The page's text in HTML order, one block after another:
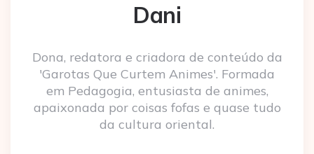
Dani
Dona, redatora e criadora de conteúdo da
'Garotas Que Curtem Animes'. Formada
em Pedagogia, entusiasta de animes,
apaixonada por coisas fofas e quase tudo
da cultura oriental.